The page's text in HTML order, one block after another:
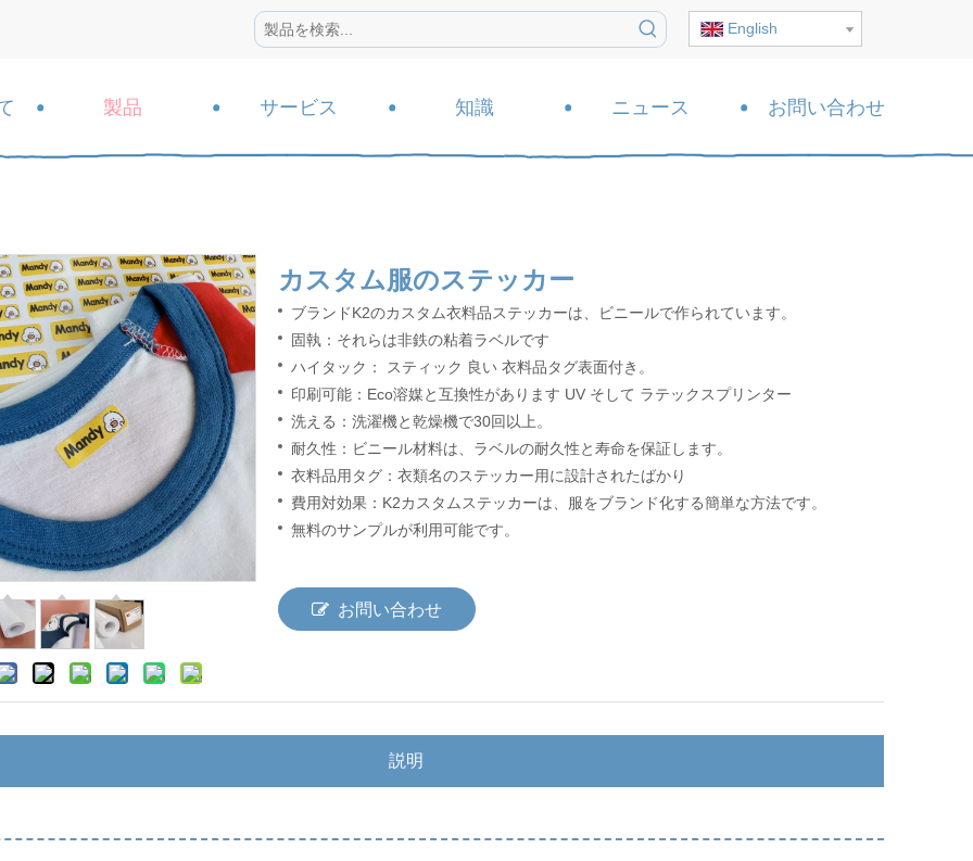
English
製品 サービス 知識 ニュース お問い合わせ
カスタム服のステッカー
ブランドK2のカスタム衣料品ステッカーは、ビニールで作られています。
固執：それらは非鉄の粘着ラベルです
ハイタック：
スティック 良い 衣料品タグ表面付き。
印刷可能：Eco溶媒と互換性があります UV そして ラテックスプリンター
洗える：洗濯機と乾燥機で30回以上。
耐久性：ビニール材料は、ラベルの耐久性と寿命を保証します。
衣料品用タグ：衣類名のステッカー用に設計されたばかり
費用対効果：K2カスタムステッカーは、服をブランド化する簡単な方法です。
無料のサンプルが利用可能です。
お問い合わせ
説明